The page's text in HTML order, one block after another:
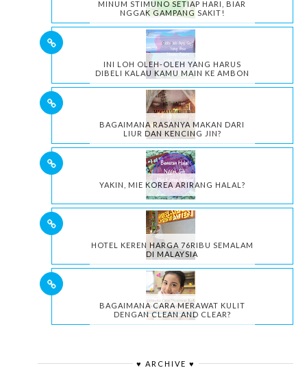
MINUM STIMUNO SETIAP HARI, BIAR
NGGAK GAMPANG SAKIT!
INI LOH OLEH-OLEH YANG HARUS
DIBELI KALAU KAMU MAIN KE AMBON
BAGAIMANA RASANYA MAKAN DARI
LIUR DAN KENCING JIN?
YAKIN, MIE KOREA ARIRANG HALAL?
HOTEL KEREN HARGA 76RIBU SEMALAM
DI MALAYSIA
BAGAIMANA CARA MERAWAT KULIT
DENGAN CLEAN AND CLEAR?
♥ ARCHIVE ♥